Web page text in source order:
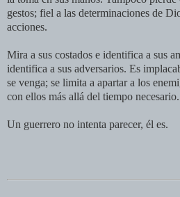
gestos; fiel a las determinaciones de
acciones.
Mira a sus costados e identifica a sus
identifica a sus adversarios. Es
se venga; se limita a apartar a los
con ellos más allá del tiempo necesario.
Un guerrero no intenta parecer, él es.